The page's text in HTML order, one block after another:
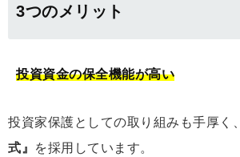
3つのメリット
投資資金の保全機能が高い
投資家保護としての取り組みも手厚く、
式』
を採用しています。